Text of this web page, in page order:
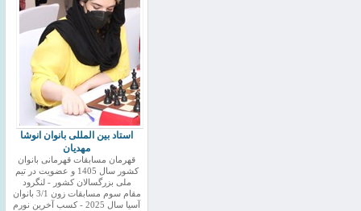
استاد بین المللی بانوان انوشا
مهدیان
قهرمان مسابقات قهرمانی بانوان
کشور سال 1405 و عضویت در تیم
ملی بزرگسالان کشور - لنگرود
مقام سوم مسابقات زون 3/1 بانوان
آسیا سال 2025 - کسب آخرین نورم